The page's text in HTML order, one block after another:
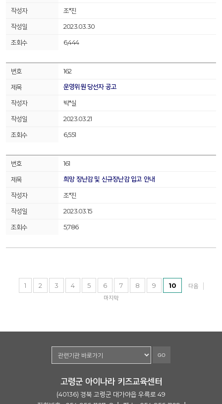
조*진
2023.03.30
6,444
162
운영위원 당선자 공고
박*실
2023.03.21
6,551
161
희망 장난감 및 신규장난감 입고 안내
조*진
2023.03.15
5,786
1 2 3 4 5 6 7 8 9 10
다음
마지막
고령군 아이나라 키즈교육센터
(40136) 경북 고령군 대가야읍 우륵로 49
GO